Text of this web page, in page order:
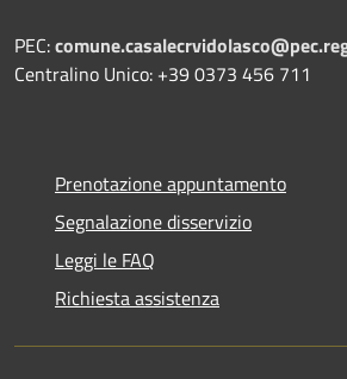
PEC:
Centralino Unico: +39 0373 456 711
Prenotazione appuntamento
Segnalazione disservizio
Leggi le FAQ
Richiesta assistenza